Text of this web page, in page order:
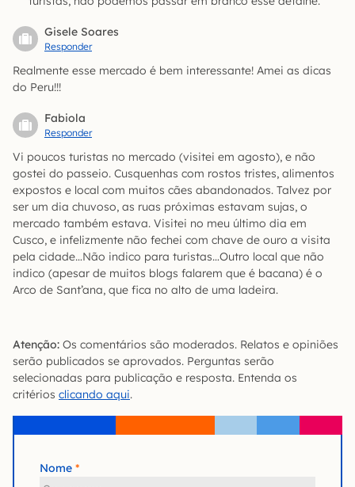
Gisele Soares
Responder
Realmente esse mercado é bem interessante! Amei as dicas
do Peru!!!
Fabiola
Responder
Vi poucos turistas no mercado (visitei em agosto), e não
gostei do passeio. Cusquenhas com rostos tristes, alimentos
expostos e local com muitos cães abandonados. Talvez por
ser um dia chuvoso, as ruas próximas estavam sujas, o
mercado também estava. Visitei no meu último dia em
Cusco, e infelizmente não fechei com chave de ouro a visita
pela cidade…Não indico para turistas…Outro local que não
indico (apesar de muitos blogs falarem que é bacana) é o
Arco de Sant’ana, que fica no alto de uma ladeira.
Atenção: Os comentários são moderados. Relatos e opiniões
serão publicados se aprovados. Perguntas serão
selecionadas para publicação e resposta. Entenda os
critérios clicando aqui.
Nome